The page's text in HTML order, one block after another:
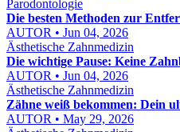
Parodontologie
Die besten Methoden zur
AUTOR • Jun 04, 2026
Ästhetische Zahnmedizin
Die wichtige Pause: Keine
AUTOR • Jun 04, 2026
Ästhetische Zahnmedizin
Zähne weiß bekommen: Dein
AUTOR • May 29, 2026